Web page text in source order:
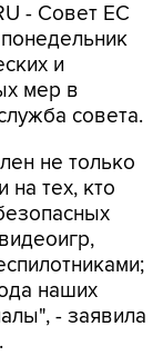
- Совет ЕС
и
мер в
совета.
не только
на тех, кто
наших
- заявила